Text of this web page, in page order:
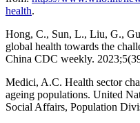
health.
Hong, C., Sun, L., Liu, G.,
global health towards the
China CDC weekly.
Medici, A.C. Health sector
ageing populations. United
Social Affairs, Population